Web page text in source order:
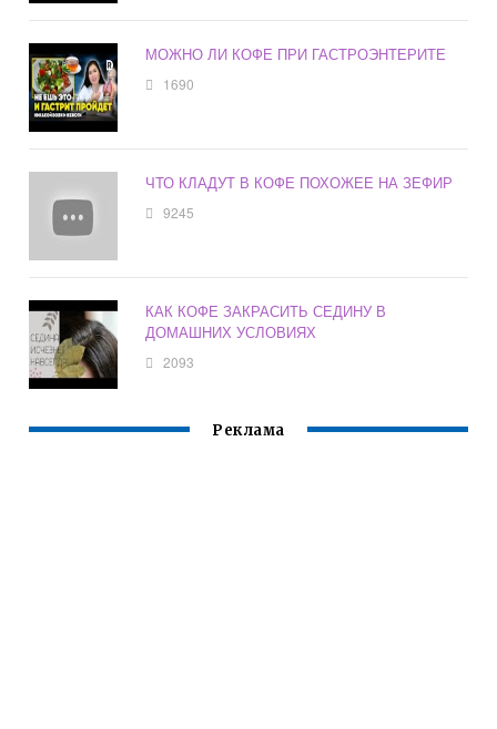
МОЖНО ЛИ КОФЕ ПРИ ГАСТРОЭНТЕРИТЕ
1690
ЧТО КЛАДУТ В КОФЕ ПОХОЖЕЕ НА ЗЕФИР
9245
КАК КОФЕ ЗАКРАСИТЬ СЕДИНУ В
ДОМАШНИХ УСЛОВИЯХ
2093
Реклама